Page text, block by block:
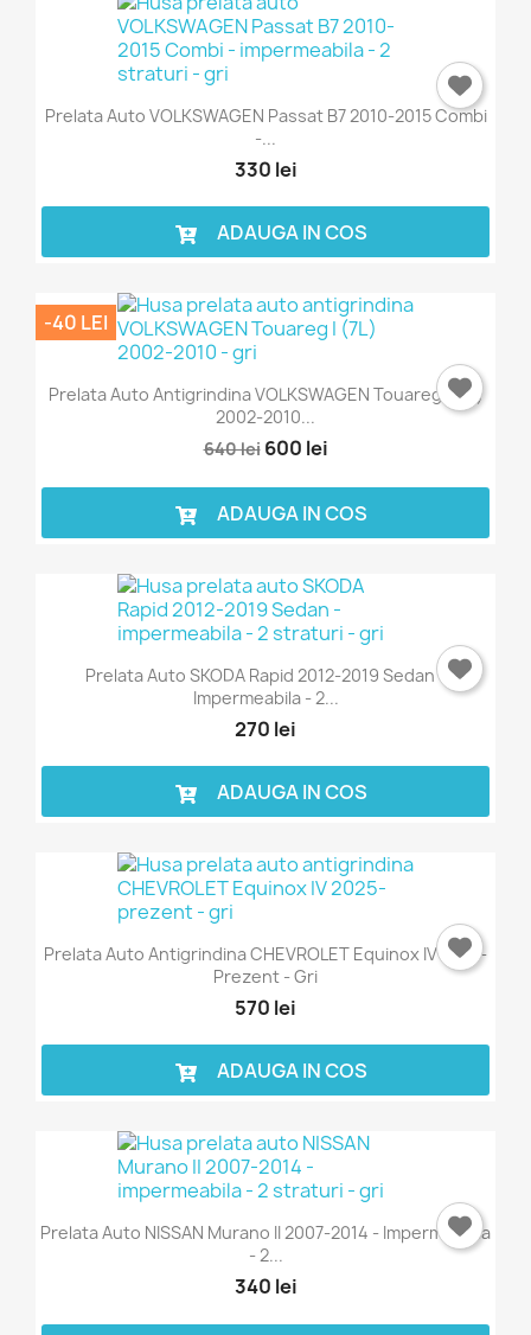
Prelata Auto VOLKSWAGEN Passat B7 2010-2015 Combi
-...
330 lei
ADAUGA IN COS
Prelata Auto Antigrindina VOLKSWAGEN Touareg I (7L)
2002-2010...
640 lei 600 lei
-40 LEI
ADAUGA IN COS
Prelata Auto SKODA Rapid 2012-2019 Sedan -
Impermeabila - 2...
270 lei
ADAUGA IN COS
Prelata Auto Antigrindina CHEVROLET Equinox IV 2025-
Prezent - Gri
570 lei
ADAUGA IN COS
Prelata Auto NISSAN Murano II 2007-2014 - Impermeabila
- 2...
340 lei